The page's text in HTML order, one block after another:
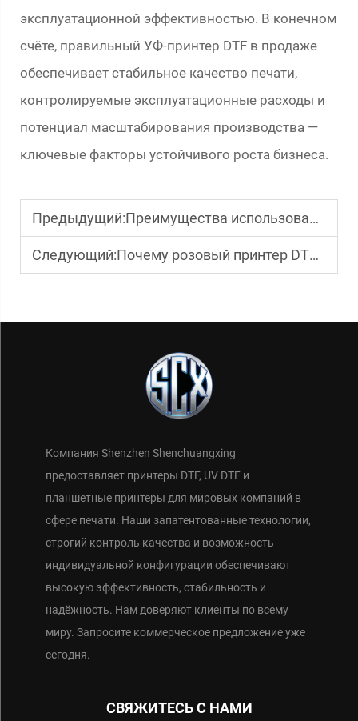
эксплуатационной эффективностью. В конечном
счёте, правильный УФ-принтер DTF в продаже
обеспечивает стабильное качество печати,
контролируемые эксплуатационные расходы и
потенциал масштабирования производства —
ключевые факторы устойчивого роста бизнеса.
Предыдущий:Преимущества использования экосольвентного принтера для изготовления вывесок
Следующий:Почему розовый принтер DTF набирает популярность?
Компания Shenzhen Shenchuangxing
предоставляет принтеры DTF, UV DTF и
планшетные принтеры для мировых компаний в
сфере печати. Наши запатентованные технологии,
строгий контроль качества и возможность
индивидуальной конфигурации обеспечивают
высокую эффективность, стабильность и
надёжность. Нам доверяют клиенты по всему
миру. Запросите коммерческое предложение уже
сегодня.
СВЯЖИТЕСЬ С НАМИ